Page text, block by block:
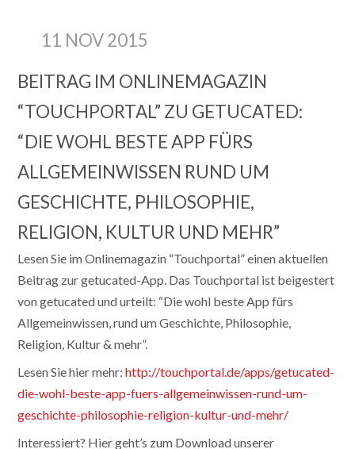
11 NOV 2015
BEITRAG IM ONLINEMAGAZIN
“TOUCHPORTAL” ZU GETUCATED:
“DIE WOHL BESTE APP FÜRS
ALLGEMEINWISSEN RUND UM
GESCHICHTE, PHILOSOPHIE,
RELIGION, KULTUR UND MEHR”
Lesen Sie im Onlinemagazin “Touchportal” einen aktuellen
Beitrag zur getucated-App. Das Touchportal ist beigestert
von getucated und urteilt: “Die wohl beste App fürs
Allgemeinwissen, rund um Geschichte, Philosophie,
Religion, Kultur & mehr”.
Lesen Sie hier mehr:http://touchportal.de/apps/getucated-
die-wohl-beste-app-fuers-allgemeinwissen-rund-um-
geschichte-philosophie-religion-kultur-und-mehr/
Interessiert? Hier geht’s zum Download unserer